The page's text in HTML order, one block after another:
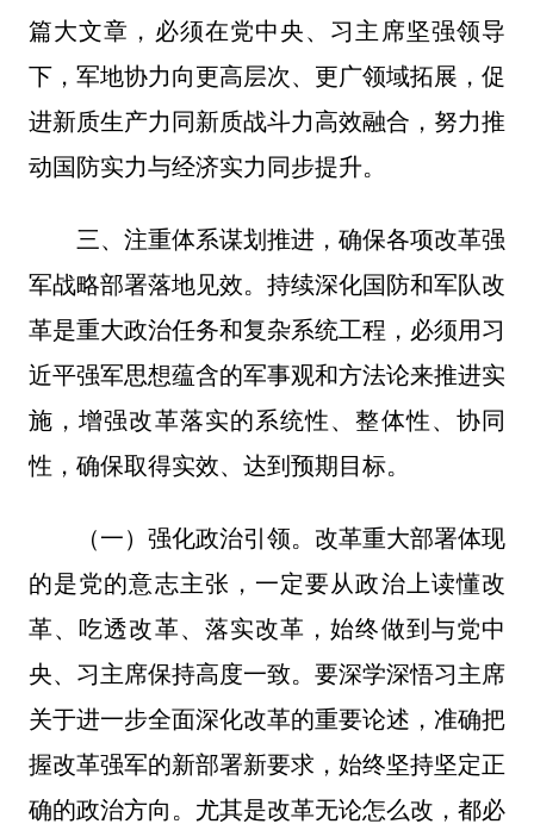
篇大文章，必须在党中央、习主席坚强领导
下，军地协力向更高层次、更广领域拓展，促
进新质生产力同新质战斗力高效融合，努力推
动国防实力与经济实力同步提升。
三、注重体系谋划推进，确保各项改革强
军战略部署落地见效。持续深化国防和军队改
革是重大政治任务和复杂系统工程，必须用习
近平强军思想蕴含的军事观和方法论来推进实
施，增强改革落实的系统性、整体性、协同
性，确保取得实效、达到预期目标。
（一）强化政治引领。改革重大部署体现
的是党的意志主张，一定要从政治上读懂改
革、吃透改革、落实改革，始终做到与党中
央、习主席保持高度一致。要深学深悟习主席
关于进一步全面深化改革的重要论述，准确把
握改革强军的新部署新要求，始终坚持坚定正
确的政治方向。尤其是改革无论怎么改，都必